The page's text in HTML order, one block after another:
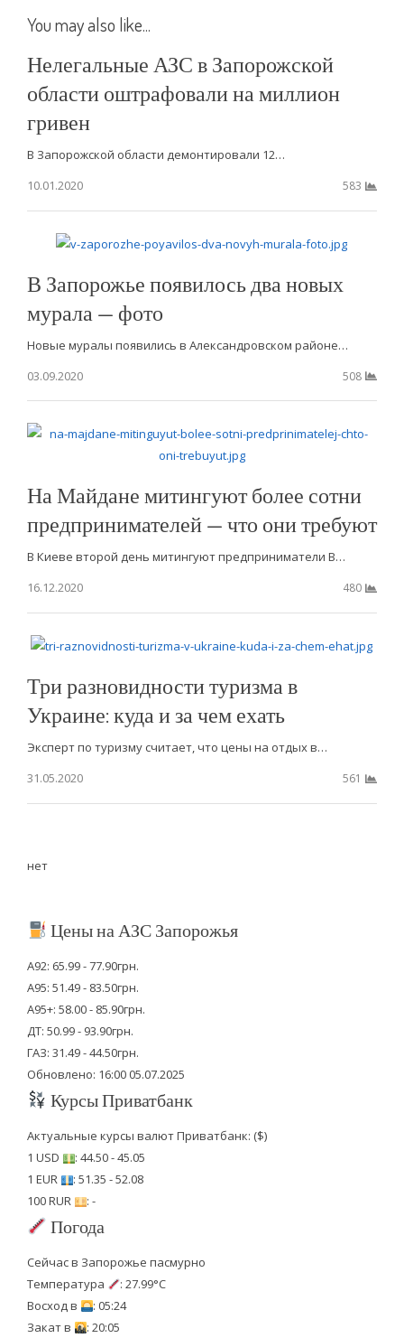
You may also like...
Нелегальные АЗС в Запорожской
области оштрафовали на миллион
гривен
В Запорожской области демонтировали 12…
10.01.2020
583
В Запорожье появилось два новых
мурала — фото
Новые муралы появились в Александровском районе…
03.09.2020
508
На Майдане митингуют более сотни
предпринимателей — что они требуют
В Киеве второй день митингуют предприниматели В…
16.12.2020
480
Три разновидности туризма в
Украине: куда и за чем ехать
Эксперт по туризму считает, что цены на отдых в…
31.05.2020
561
нет
Цены на АЗС Запорожья
А92: 65.99 - 77.90грн.
А95: 51.49 - 83.50грн.
А95+: 58.00 - 85.90грн.
ДТ: 50.99 - 93.90грн.
ГАЗ: 31.49 - 44.50грн.
Обновлено: 16:00 05.07.2025
Курсы Приватбанк
Актуальные курсы валют Приватбанк: ($)
1 USD
: 44.50 - 45.05
1 EUR
: 51.35 - 52.08
100 RUR
: -
Погода
Сейчас в Запорожье пасмурно
Температура
: 27.99°C
Восход в
: 05:24
Закат в
: 20:05